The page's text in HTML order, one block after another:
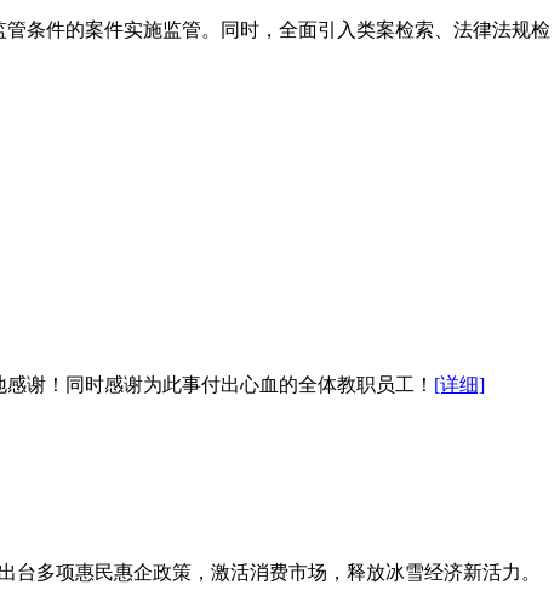
条件的案件实施监管。同时，全面引入类案检索、法律法规检
谢！同时感谢为此事付出心血的全体教职员工！ [详细]
多项惠民惠企政策，激活消费市场，释放冰雪经济新活力。